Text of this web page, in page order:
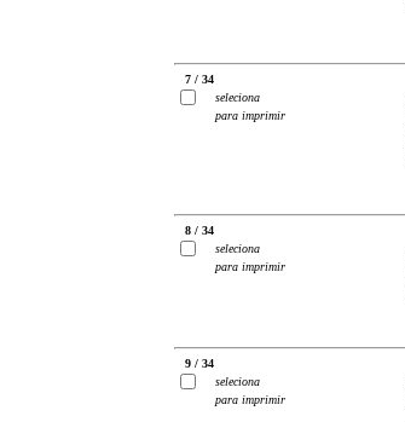
7 / 34
seleciona
para imprimir
8 / 34
seleciona
para imprimir
9 / 34
seleciona
para imprimir